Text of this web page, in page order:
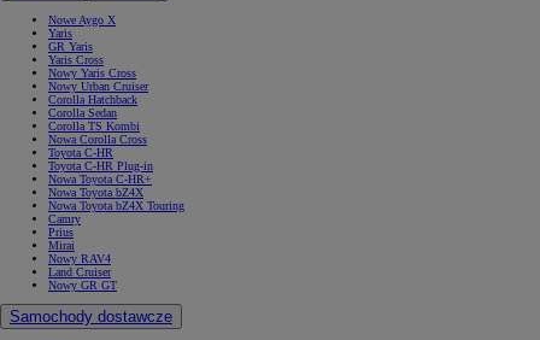
Nowe Aygo X
Yaris
GR Yaris
Yaris Cross
Nowy Yaris Cross
Nowy Urban Cruiser
Corolla Hatchback
Corolla Sedan
Corolla TS Kombi
Nowa Corolla Cross
Toyota C-HR
Toyota C-HR Plug-in
Nowa Toyota C-HR+
Nowa Toyota bZ4X
Nowa Toyota bZ4X Touring
Camry
Prius
Mirai
Nowy RAV4
Land Cruiser
Nowy GR GT
Samochody dostawcze